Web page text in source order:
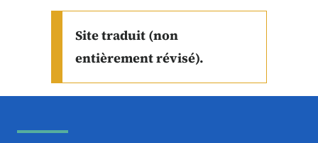
Site traduit (non
entièrement révisé).